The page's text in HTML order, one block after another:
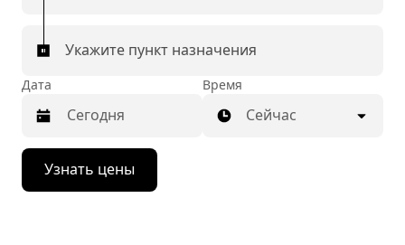
Укажите пункт назначения
Дата
Нажмите
стрелку
вниз,
Время
Сейчас
Узнать цены